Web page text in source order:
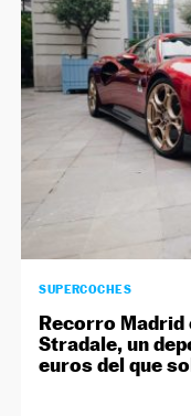
NEWSLETTER
SÍGUENOS
SUPERCOCHES
Recorro Madrid
Stradale, un
euros del que